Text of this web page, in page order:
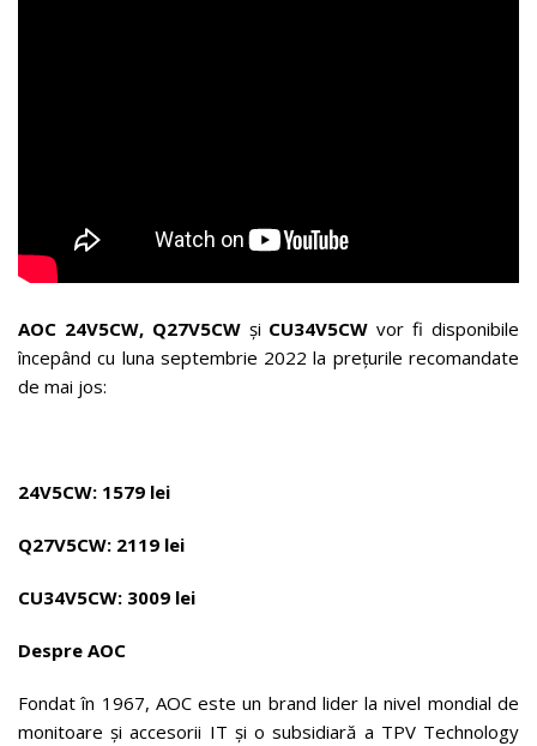
AOC 24V5CW, Q27V5CW și CU34V5CWvor fi disponibile
începând cu luna septembrie 2022 la prețurile recomandate
de mai jos:
24V5CW: 1579 lei
Q27V5CW: 2119 lei
CU34V5CW: 3009 lei
Despre AOC
Fondat în 1967, AOC este un brand lider la nivel mondial de
monitoare și accesorii IT și o subsidiară a TPV Technology